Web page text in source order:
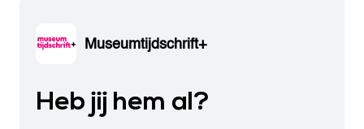
Museumtijdschrift+
Heb jij hem al?